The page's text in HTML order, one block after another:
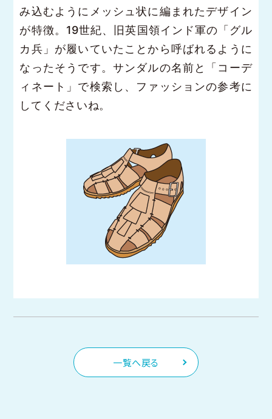
み込むようにメッシュ状に編まれたデザイン
が特徴。19世紀、旧英国領インド軍の「グル
カ兵」が履いていたことから呼ばれるように
なったそうです。サンダルの名前と「コーデ
ィネート」で検索し、ファッションの参考に
してくださいね。
一覧へ戻る